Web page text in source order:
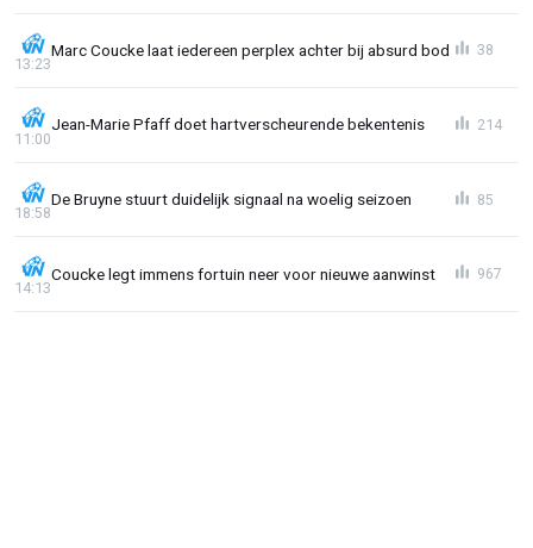
Marc Coucke laat iedereen perplex achter bij absurd bod
13:23
38
Jean-Marie Pfaff doet hartverscheurende bekentenis
11:00
214
De Bruyne stuurt duidelijk signaal na woelig seizoen
18:58
85
Coucke legt immens fortuin neer voor nieuwe aanwinst
14:13
967